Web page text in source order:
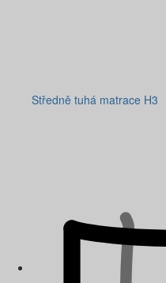
Středně tuhá matrace H3